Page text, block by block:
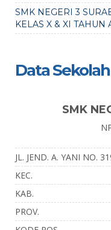
SMK NEGERI 3
KELAS X & XI TAHUN
Data Sekolah
SMK
JL. JEND. A. YANI NO.
KEC.
KAB.
PROV.